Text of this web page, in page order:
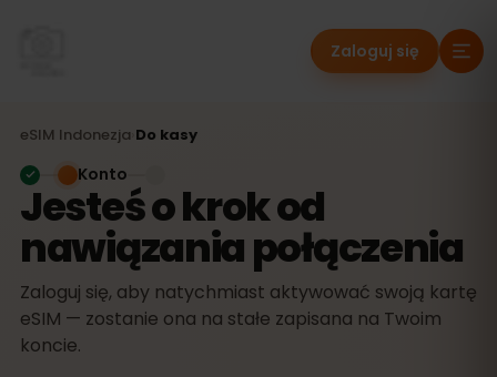
Zaloguj się
eSIM Indonezja Do kasy
Jesteś o krok od
nawiązania połączenia
Zaloguj się, aby natychmiast aktywować swoją kartę
eSIM — zostanie ona na stałe zapisana na Twoim
koncie.
Konto